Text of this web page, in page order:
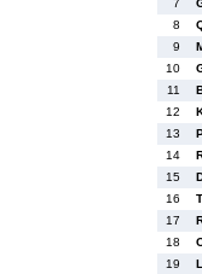
7
8
9
10
11
12
13
14
15
16
17
18
19